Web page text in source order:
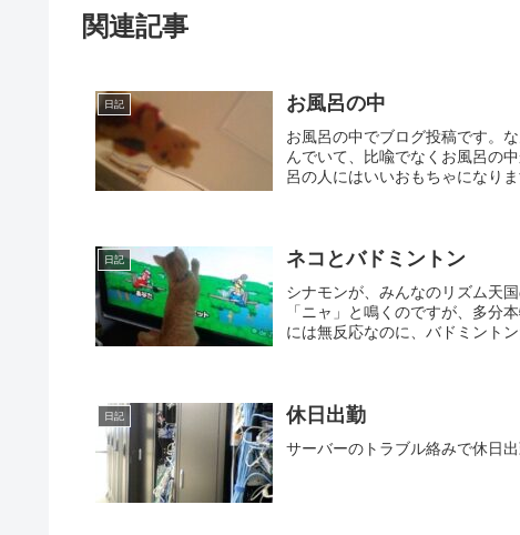
関連記事
日記 お風呂の中
お風呂の中でブログ投稿です。
んでいて、比喩でなくお風呂の
呂の人にはいいおもちゃになり
日記 ネコとバドミントン
シナモンが、みんなのリズム天
「ニャ」と鳴くのですが、多分
には無反応なのに、バドミント
日記 休日出勤
サーバーのトラブル絡みで休日